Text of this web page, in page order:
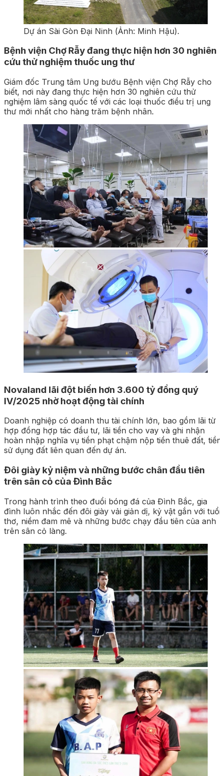
Dự án Sài Gòn Đại Ninh (Ảnh: Minh Hậu).
Bệnh viện Chợ Rẫy đang thực hiện hơn 30 nghiên
cứu thử nghiệm thuốc ung thư
Giám đốc Trung tâm Ung bướu Bệnh viện Chợ Rẫy cho
biết, nơi này đang thực hiện hơn 30 nghiên cứu thử
nghiệm lâm sàng quốc tế với các loại thuốc điều trị ung
thư mới nhất cho hàng trăm bệnh nhân.
Novaland lãi đột biến hơn 3.600 tỷ đồng quý
IV/2025 nhờ hoạt động tài chính
Doanh nghiệp có doanh thu tài chính lớn, bao gồm lãi từ
hợp đồng hợp tác đầu tư, lãi tiền cho vay và ghi nhận
hoàn nhập nghĩa vụ tiền phạt chậm nộp tiền thuê đất, tiền
sử dụng đất liên quan đến dự án.
Đôi giày kỷ niệm và những bước chân đầu tiên
trên sân cỏ của Đình Bắc
Trong hành trình theo đuổi bóng đá của Đình Bắc, gia
đình luôn nhắc đến đôi giày vải giản dị, kỷ vật gắn với tuổi
thơ, niềm đam mê và những bước chạy đầu tiên của anh
trên sân cỏ làng.